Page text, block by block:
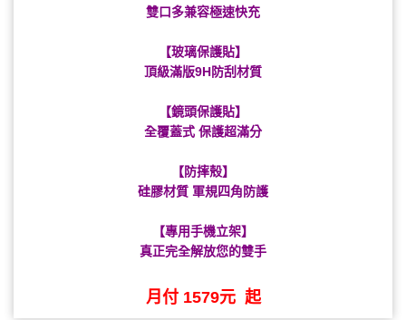
雙口多兼容極速快充
【玻璃保護貼】
頂級滿版9H防刮材質
【鏡頭保護貼】
全覆蓋式 保護超滿分
【防摔殼】
硅膠材質 軍規四角防護
【專用手機立架】
真正完全解放您的雙手
月付 1579元 起